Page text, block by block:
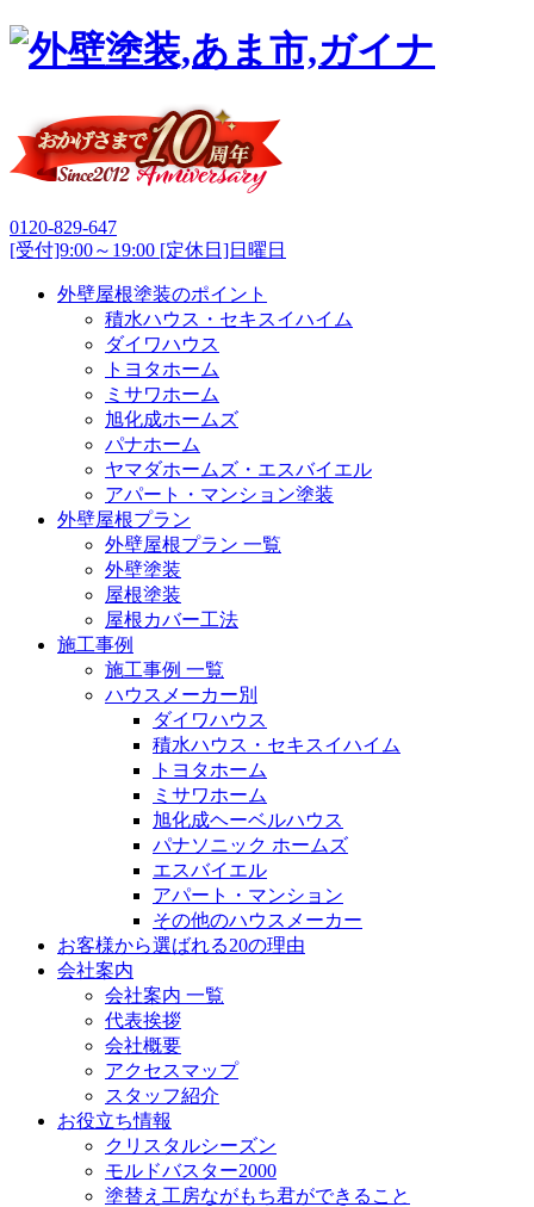
0120-829-647
[受付]9:00～19:00 [定休日]日曜日
外壁屋根塗装のポイント
積水ハウス・セキスイハイム
ダイワハウス
トヨタホーム
ミサワホーム
旭化成ホームズ
パナホーム
ヤマダホームズ・エスバイエル
アパート・マンション塗装
外壁屋根プラン
外壁屋根プラン 一覧
外壁塗装
屋根塗装
屋根カバー工法
施工事例
施工事例 一覧
ハウスメーカー別
ダイワハウス
積水ハウス・セキスイハイム
トヨタホーム
ミサワホーム
旭化成ヘーベルハウス
パナソニック ホームズ
エスバイエル
アパート・マンション
その他のハウスメーカー
お客様から選ばれる20の理由
会社案内
会社案内 一覧
代表挨拶
会社概要
アクセスマップ
スタッフ紹介
お役立ち情報
クリスタルシーズン
モルドバスター2000
塗替え工房ながもち君ができること